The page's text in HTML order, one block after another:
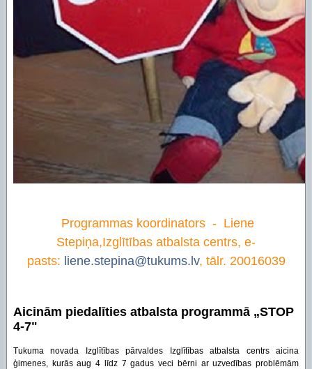
Programmas koordinators - Liene
Stepiņa,Izglītības atbalsta centrs, e-
pasts: liene.stepina@tukums.lv, tālr. 20016039
Aicinām piedalīties atbalsta programmā „STOP
4-7"
Tukuma novada Izglītības pārvaldes Izglītības atbalsta centrs aicina
ģimenes, kurās aug 4 līdz 7 gadus veci bērni ar uzvedības problēmām